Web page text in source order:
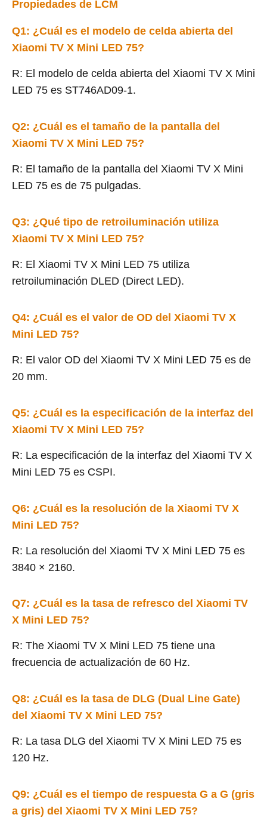
Propiedades de LCM
Q1: ¿Cuál es el modelo de celda abierta del
Xiaomi TV X Mini LED 75?
R: El modelo de celda abierta del Xiaomi TV X Mini
LED 75 es ST746AD09-1.
Q2: ¿Cuál es el tamaño de la pantalla del
Xiaomi TV X Mini LED 75?
R: El tamaño de la pantalla del Xiaomi TV X Mini
LED 75 es de 75 pulgadas.
Q3: ¿Qué tipo de retroiluminación utiliza
Xiaomi TV X Mini LED 75?
R: El Xiaomi TV X Mini LED 75 utiliza
retroiluminación DLED (Direct LED).
Q4: ¿Cuál es el valor de OD del Xiaomi TV X
Mini LED 75?
R: El valor OD del Xiaomi TV X Mini LED 75 es de
20 mm.
Q5: ¿Cuál es la especificación de la interfaz del
Xiaomi TV X Mini LED 75?
R: La especificación de la interfaz del Xiaomi TV X
Mini LED 75 es CSPI.
Q6: ¿Cuál es la resolución de la Xiaomi TV X
Mini LED 75?
R: La resolución del Xiaomi TV X Mini LED 75 es
3840 × 2160.
Q7: ¿Cuál es la tasa de refresco del Xiaomi TV
X Mini LED 75?
R: The Xiaomi TV X Mini LED 75 tiene una
frecuencia de actualización de 60 Hz.
Q8: ¿Cuál es la tasa de DLG (Dual Line Gate)
del Xiaomi TV X Mini LED 75?
R: La tasa DLG del Xiaomi TV X Mini LED 75 es
120 Hz.
Q9: ¿Cuál es el tiempo de respuesta G a G (gris
a gris) del Xiaomi TV X Mini LED 75?